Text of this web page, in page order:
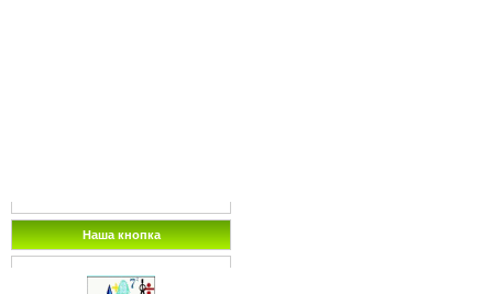
Наша кнопка